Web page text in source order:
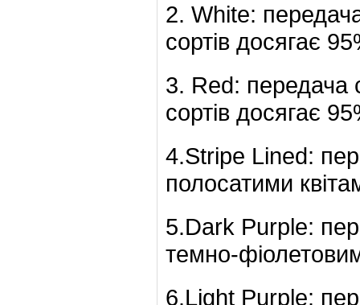
2. White:
сортів досягає
3. Red: передача
сортів досягає
4.Stripe Lined:
полосатими
5.Dark Purple:
темно-
6.Light Purple: